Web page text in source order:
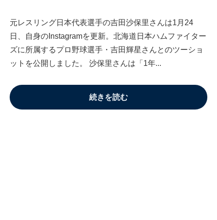
元レスリング日本代表選手の吉田沙保里さんは1月24
日、自身のInstagramを更新。北海道日本ハムファイター
ズに所属するプロ野球選手・吉田輝星さんとのツーショ
ットを公開しました。 沙保里さんは「1年...
続きを読む